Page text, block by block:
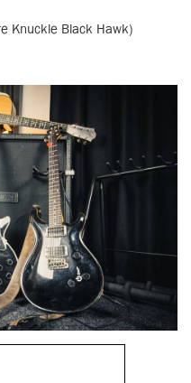
Knuckle Black Hawk)